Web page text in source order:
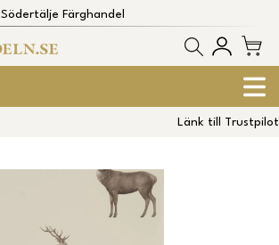
Södertälje Färghandel
Länk till Trustpilot